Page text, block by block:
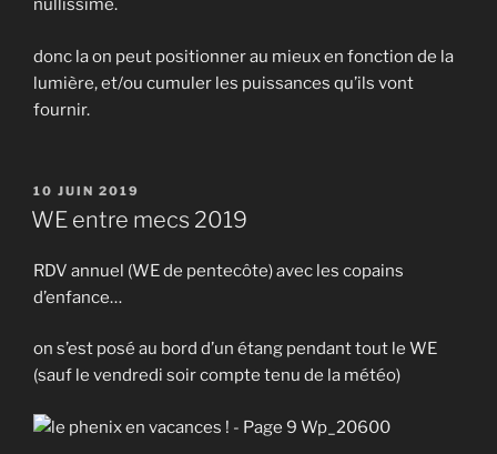
nullissime.
donc la on peut positionner au mieux en fonction de la
lumière, et/ou cumuler les puissances qu’ils vont
fournir.
PUBLIÉ
LE
10 JUIN 2019
WE entre mecs 2019
RDV annuel (WE de pentecôte) avec les copains
d’enfance…
on s’est posé au bord d’un étang pendant tout le WE
(sauf le vendredi soir compte tenu de la météo)